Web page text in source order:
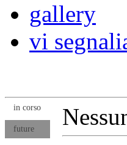
gallery
vi
in corso
future